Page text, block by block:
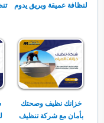
لنظافة عميقة وبريق يدوم
خزانك نظيف وصحتك
بأمان مع شركة تنظيف